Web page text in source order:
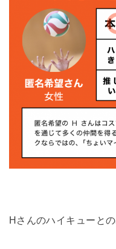
Hさんのハイキューと